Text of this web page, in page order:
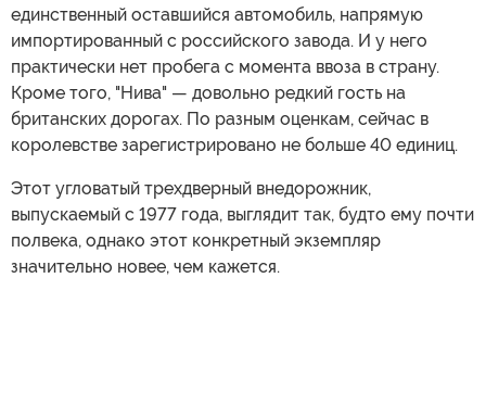
единственный оставшийся автомобиль, напрямую
импортированный с российского завода. И у него
практически нет пробега с момента ввоза в страну.
Кроме того, "Нива" — довольно редкий гость на
британских дорогах. По разным оценкам, сейчас в
королевстве зарегистрировано не больше 40 единиц.
Этот угловатый трехдверный внедорожник,
выпускаемый с 1977 года, выглядит так, будто ему почти
полвека, однако этот конкретный экземпляр
значительно новее, чем кажется.